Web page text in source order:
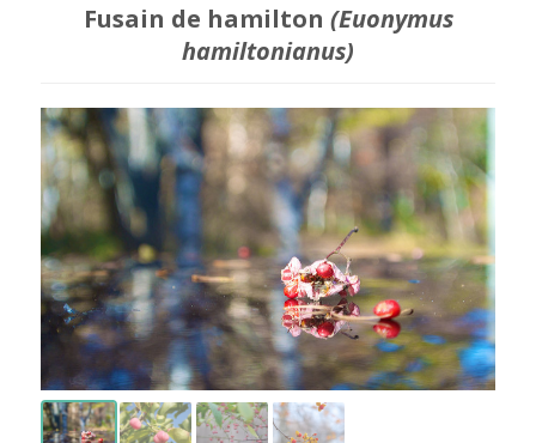
Fusain de hamilton (Euonymus
hamiltonianus)